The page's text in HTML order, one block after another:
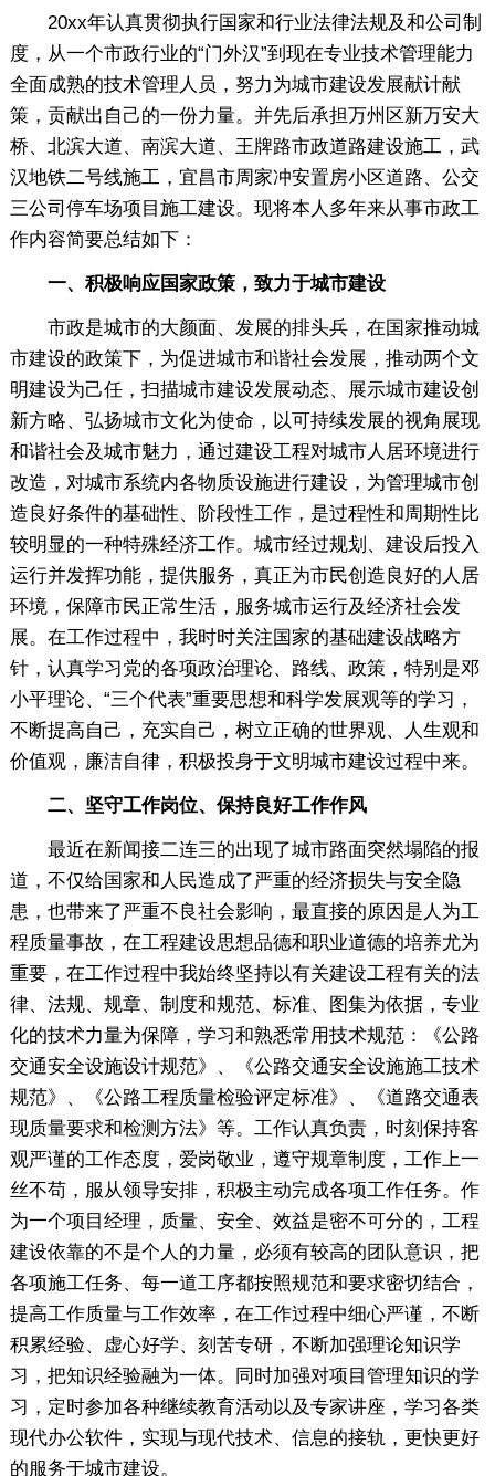
20xx年认真贯彻执行国家和行业法律法规及和公司制
度，从一个市政行业的“门外汉”到现在专业技术管理能力
全面成熟的技术管理人员，努力为城市建设发展献计献
策，贡献出自己的一份力量。并先后承担万州区新万安大
桥、北滨大道、南滨大道、王牌路市政道路建设施工，武
汉地铁二号线施工，宜昌市周家冲安置房小区道路、公交
三公司停车场项目施工建设。现将本人多年来从事市政工
作内容简要总结如下：
一、积极响应国家政策，致力于城市建设
市政是城市的大颜面、发展的排头兵，在国家推动城
市建设的政策下，为促进城市和谐社会发展，推动两个文
明建设为己任，扫描城市建设发展动态、展示城市建设创
新方略、弘扬城市文化为使命，以可持续发展的视角展现
和谐社会及城市魅力，通过建设工程对城市人居环境进行
改造，对城市系统内各物质设施进行建设，为管理城市创
造良好条件的基础性、阶段性工作，是过程性和周期性比
较明显的一种特殊经济工作。城市经过规划、建设后投入
运行并发挥功能，提供服务，真正为市民创造良好的人居
环境，保障市民正常生活，服务城市运行及经济社会发
展。在工作过程中，我时时关注国家的基础建设战略方
针，认真学习党的各项政治理论、路线、政策，特别是邓
小平理论、“三个代表”重要思想和科学发展观等的学习，
不断提高自己，充实自己，树立正确的世界观、人生观和
价值观，廉洁自律，积极投身于文明城市建设过程中来。
二、坚守工作岗位、保持良好工作作风
最近在新闻接二连三的出现了城市路面突然塌陷的报
道，不仅给国家和人民造成了严重的经济损失与安全隐
患，也带来了严重不良社会影响，最直接的原因是人为工
程质量事故，在工程建设思想品德和职业道德的培养尤为
重要，在工作过程中我始终坚持以有关建设工程有关的法
律、法规、规章、制度和规范、标准、图集为依据，专业
化的技术力量为保障，学习和熟悉常用技术规范：《公路
交通安全设施设计规范》、《公路交通安全设施施工技术
规范》、《公路工程质量检验评定标准》、《道路交通表
现质量要求和检测方法》等。工作认真负责，时刻保持客
观严谨的工作态度，爱岗敬业，遵守规章制度，工作上一
丝不苟，服从领导安排，积极主动完成各项工作任务。作
为一个项目经理，质量、安全、效益是密不可分的，工程
建设依靠的不是个人的力量，必须有较高的团队意识，把
各项施工任务、每一道工序都按照规范和要求密切结合，
提高工作质量与工作效率，在工作过程中细心严谨，不断
积累经验、虚心好学、刻苦专研，不断加强理论知识学
习，把知识经验融为一体。同时加强对项目管理知识的学
习，定时参加各种继续教育活动以及专家讲座，学习各类
现代办公软件，实现与现代技术、信息的接轨，更快更好
的服务于城市建设。